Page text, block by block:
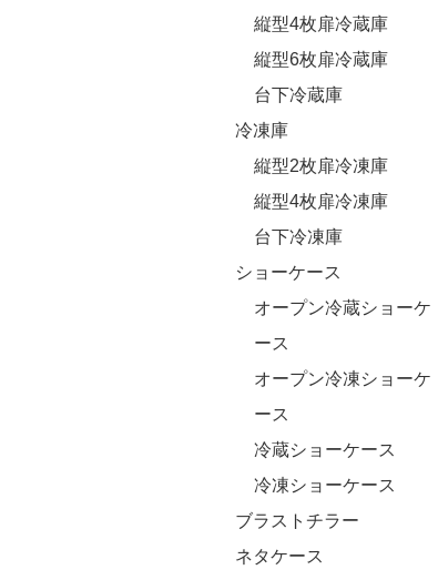
縦型4枚扉冷蔵庫
縦型6枚扉冷蔵庫
台下冷蔵庫
冷凍庫
縦型2枚扉冷凍庫
縦型4枚扉冷凍庫
台下冷凍庫
ショーケース
オープン冷蔵ショーケ
ース
オープン冷凍ショーケ
ース
冷蔵ショーケース
冷凍ショーケース
ブラストチラー
ネタケース